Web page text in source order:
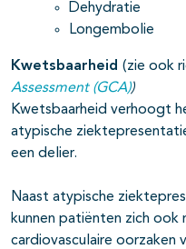
Dehydratie
Longembolie
Kwetsbaarheid (zie ook
Assessment (GCA))
Kwetsbaarheid verhoogt
atypische
een delier.
Naast atypische
kunnen patiënten zich
cardiovasculaire oorzaken